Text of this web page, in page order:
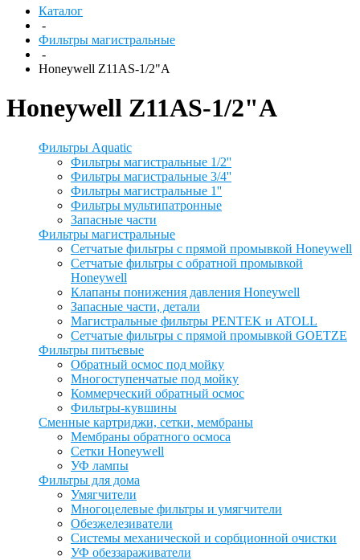
Каталог
-
Фильтры магистральные
-
Honeywell Z11AS-1/2"A
Honeywell Z11AS-1/2"A
Фильтры Aquatic
Фильтры магистральные 1/2''
Фильтры магистральные 3/4''
Фильтры магистральные 1''
Фильтры мультипатронные
Запасные части
Фильтры магистральные
Сетчатые фильтры с прямой промывкой Honeywell
Сетчатые фильтры с обратной промывкой
Honeywell
Клапаны понижения давления Honeywell
Запасные части, детали
Магистральные фильтры PENTEK и ATOLL
Сетчатые фильтры с прямой промывкой GOETZE
Фильтры питьевые
Обратный осмос под мойку
Многоступенчатые под мойку
Коммерческий обратный осмос
Фильтры-кувшины
Сменные картриджи, сетки, мембраны
Мембраны обратного осмоса
Сетки Honeywell
УФ лампы
Фильтры для дома
Умягчители
Многоцелевые фильтры и умягчители
Обезжелезиватели
Системы механической и сорбционной очистки
УФ обеззараживатели